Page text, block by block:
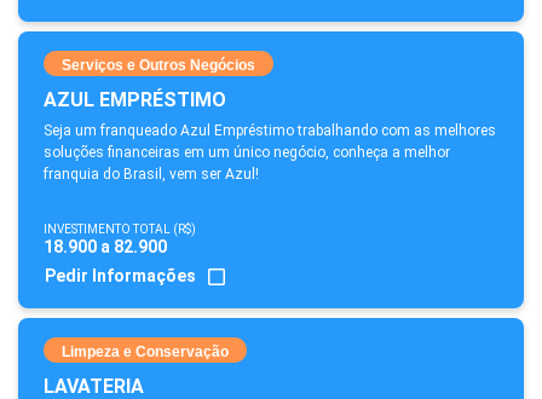
Serviços e Outros Negócios
AZUL EMPRÉSTIMO
Seja um franqueado Azul Empréstimo trabalhando com as melhores
soluções financeiras em um único negócio, conheça a melhor
franquia do Brasil, vem ser Azul!
INVESTIMENTO TOTAL (R$)
18.900 a 82.900
Pedir Informações
Limpeza e Conservação
LAVATERIA